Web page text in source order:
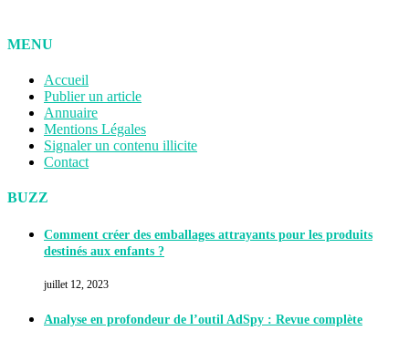
MENU
Accueil
Publier un article
Annuaire
Mentions Légales
Signaler un contenu illicite
Contact
BUZZ
Comment créer des emballages attrayants pour les produits
destinés aux enfants ?
juillet 12, 2023
Analyse en profondeur de l’outil AdSpy : Revue complète